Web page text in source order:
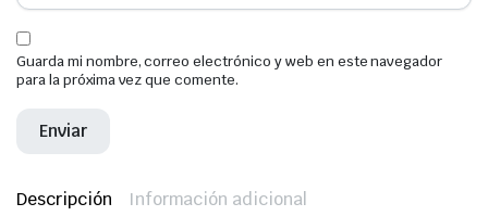
Guarda mi nombre, correo electrónico y web en este navegador
para la próxima vez que comente.
Descripción Información adicional